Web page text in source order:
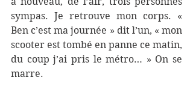
sympas. Je retrouve mon corps. «
Ben c’est ma journée » dit l’un, « mon
scooter est tombé en panne ce matin,
du coup j’ai pris le métro… » On se
marre.